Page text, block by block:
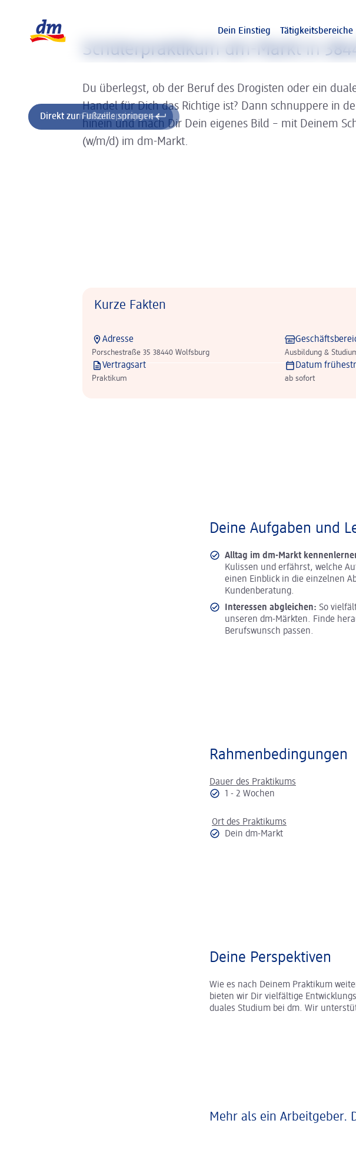
Direkt zum Inhalt springen
Direkt zur Fußzeile springen
Dein Einstieg
Tätigkeitsbereiche
Schülerpraktikum dm-Markt in
Du überlegst, ob der Beruf des Drogisten oder ein
Handel für Dich das Richtige ist? Dann schnuppere in
hinein und mach Dir Dein eigenes Bild – mit Deinem
(w/m/d) im dm-Markt.
Kurze Fakten
Adresse
Porschestraße 35 38440 Wolfsburg Ausbildung &
Vertragsart
Praktikum
Datum
ab sofort
Deine Aufgaben und
Alltag im dm-Markt
Kulissen und erfährst, welche
einen Einblick in die einzelnen
Kundenberatung.
Interessen abgleichen: So
unseren dm-Märkten. Finde
Berufswunsch passen.
Rahmenbedingungen
Dauer des Praktikums
1 - 2 Wochen
Ort des Praktikums
Dein dm-Markt
Deine Perspektiven
Wie es nach Deinem Praktikum
bieten wir Dir vielfältige
duales Studium bei dm. Wir
Mehr als ein Arbeitgeber.